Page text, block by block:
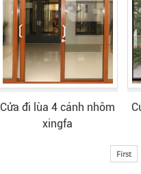
Cửa đi lùa 4 cánh nhôm
xingfa
First